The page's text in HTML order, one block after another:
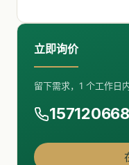
立即询价
留下需求，1 个工作日